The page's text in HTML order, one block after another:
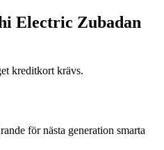
Electric Zubadan
kreditkort krävs.
för nästa generation smarta